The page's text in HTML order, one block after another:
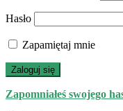
Hasło
Zapamiętaj mnie
Zaloguj się
Zapomniałeś swojego